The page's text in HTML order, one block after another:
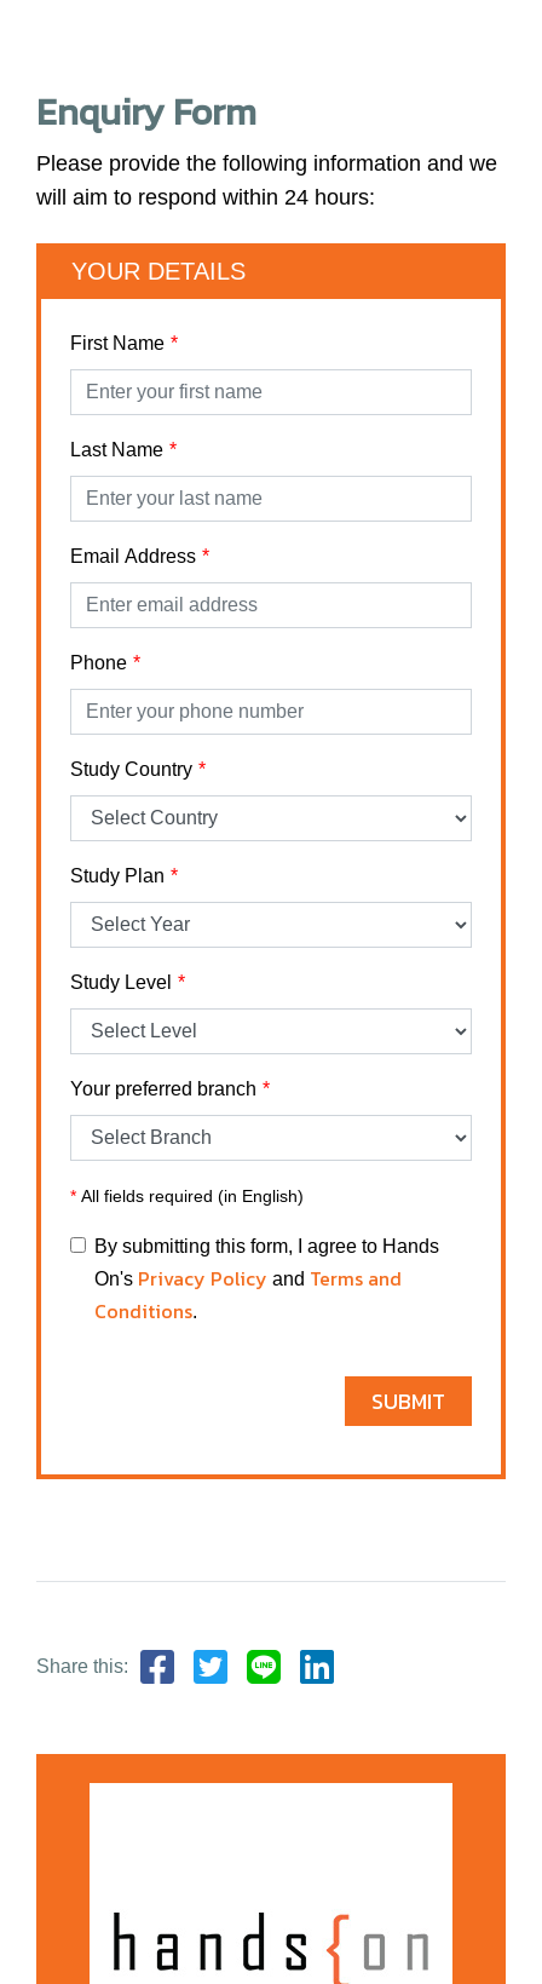
Enquiry Form
Please provide the following information and we
will aim to respond within 24 hours:
YOUR DETAILS
First Name
Last Name
Email Address
Phone
Study Country
Study Plan
Study Level
Your preferred branch
* All fields required (in English)
By submitting this form, I agree to Hands
On's Privacy Policy and Terms and
Conditions.
SUBMIT
Share this: